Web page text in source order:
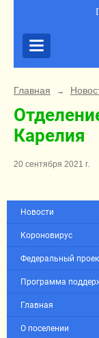
Главная →
Карелия
20 сентября 2021 г.
Новости
Короновирус
Федеральный
Программа
Главная
О поселении